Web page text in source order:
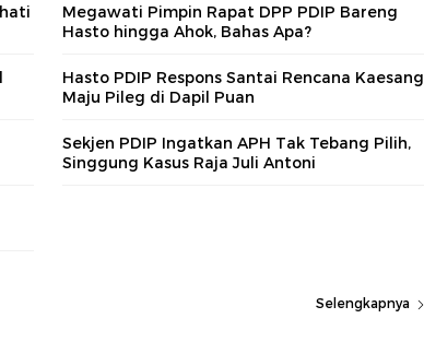
Megawati Pimpin Rapat DPP PDIP Bareng
Hasto hingga Ahok, Bahas Apa?
Hasto PDIP Respons Santai Rencana Kaesang
Maju Pileg di Dapil Puan
Sekjen PDIP Ingatkan APH Tak Tebang Pilih,
Singgung Kasus Raja Juli Antoni
Selengkapnya